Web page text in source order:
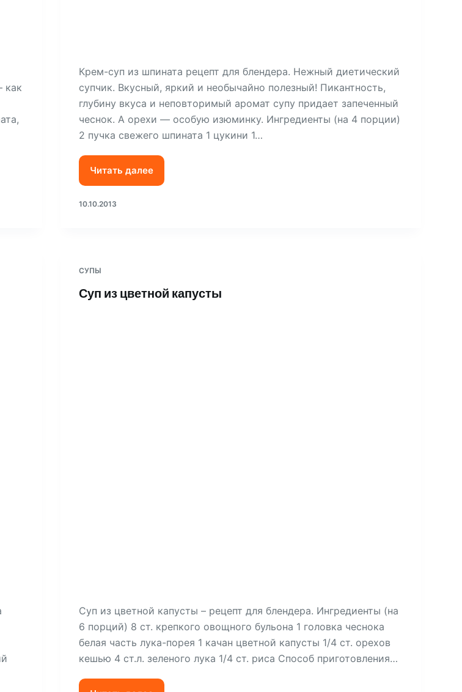
как
Крем-суп из шпината рецепт для блендера. Нежный диетический
супчик. Вкусный, яркий и необычайно полезный! Пикантность,
глубину вкуса и неповторимый аромат супу придает запеченный
чеснок. А орехи — особую изюминку. Ингредиенты (на 4 порции)
2 пучка свежего шпината 1 цукини 1…
Читать далее
10.10.2013
СУПЫ
Суп из цветной капусты
Суп из цветной капусты – рецепт для блендера. Ингредиенты (на
6 порций) 8 ст. крепкого овощного бульона 1 головка чеснока
белая часть лука-порея 1 качан цветной капусты 1/4 ст. орехов
кешью 4 ст.л. зеленого лука 1/4 ст. риса Способ приготовления…